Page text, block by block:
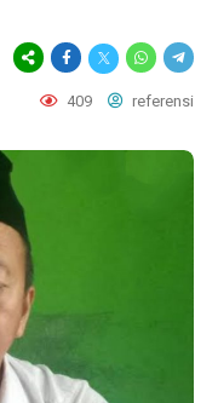
409 referensi